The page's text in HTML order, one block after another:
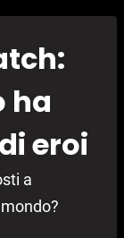
ha
eroi
a